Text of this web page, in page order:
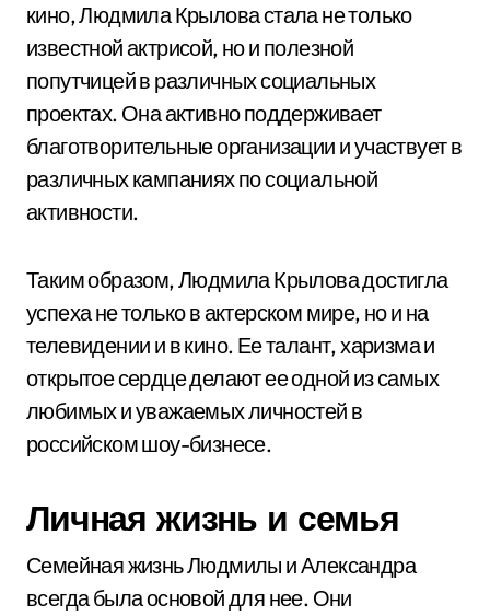
кино, Людмила Крылова стала не только
известной актрисой, но и полезной
попутчицей в различных социальных
проектах. Она активно поддерживает
благотворительные организации и участвует в
различных кампаниях по социальной
активности.
Таким образом, Людмила Крылова достигла
успеха не только в актерском мире, но и на
телевидении и в кино. Ее талант, харизма и
открытое сердце делают ее одной из самых
любимых и уважаемых личностей в
российском шоу-бизнесе.
Личная жизнь и семья
Семейная жизнь Людмилы и Александра
всегда была основой для нее. Они